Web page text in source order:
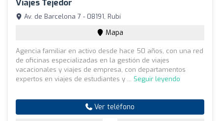
Viajes Tejedor
Av. de Barcelona 7 - 08191, Rubí
Mapa
Agencia familiar en activo desde hace 50 años, con una red
de oficinas especializadas en la gestión de viajes
vacacionales y viajes de empresa, con departamentos
expertos en viajes de estudiantes y ... Seguir leyendo
Ver teléfono